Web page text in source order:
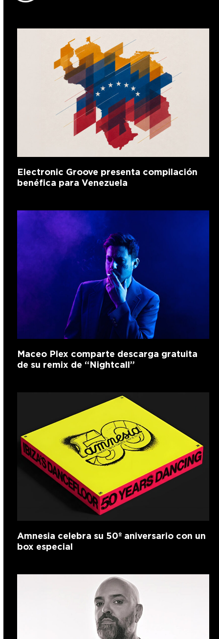
Electronic Groove presenta compilación
benéfica para Venezuela
Maceo Plex comparte descarga gratuita
de su remix de “Nightcall”
Amnesia celebra su 50º aniversario con un
box especial